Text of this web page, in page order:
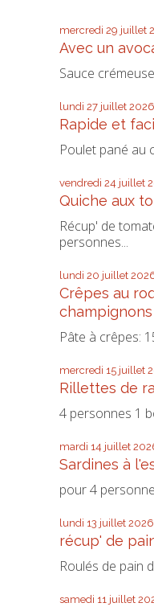
mercredi 29 juillet
Avec un
Sauce
lundi 27 juillet 2026
Rapide et
Poulet pané au
vendredi 24 juillet
Quiche aux
Récup' de
personnes...
lundi 20 juillet
Crêpes au
champignons
Pâte à crêpes:
mercredi 15 juillet
Rillettes de
4 personnes 1
mardi 14 juillet
Sardines à
pour 4
lundi 13 juillet 2026
récup' de
Roulés de pain
samedi 11 juillet